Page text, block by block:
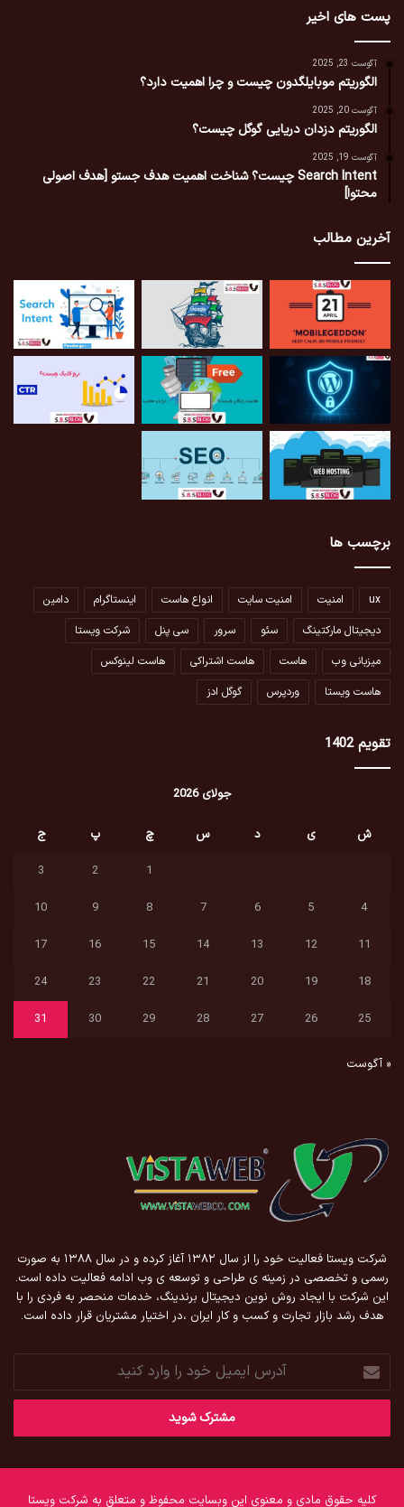
پست های اخیر
آگوست 23, 2025
الگوریتم موبایلگدون چیست و چرا اهمیت دارد؟
آگوست 20, 2025
الگوریتم دزدان دریایی گوگل چیست؟
آگوست 19, 2025
Search Intent چیست؟ شناخت اهمیت هدف جستو [هدف اصولی
محتوا]
آخرین مطالب
برچسب ها
ux امنیت امنیت سایت انواع هاست اینستاگرام
دامین
دیجیتال مارکتینگ
سئو سرور سی پنل
شرکت ویستا
میزبانی وب
هاست هاست اشتراکی
هاست لینوکس
هاست ویستا
وردپرس گوگل ادز
تقویم 1402
جولای 2026
ش ی د س چ پ
ج
1
2
3
4
5
6
7
8
9
10
11
12
13
14
15
16
17
18
19
20
21
22
23
24
25
26
27
28
29
30
31
« آگوست
شرکت ویستا فعالیت خود را از سال ۱۳۸۲ آغاز کرده و در سال ۱۳۸۸ به صورت
رسمی و تخصصی در زمینه ی طراحی و توسعه ی وب ادامه فعالیت داده است.
این شرکت با ایجاد روش نوین دیجیتال برندینگ، خدمات منحصر به فردی را با
هدف رشد بازار تجارت و کسب و کار ایران ،در اختیار مشتریان قرار داده است.
آدرس
ایمیل
خود
وارد
کلیه حقوق مادی و معنوی این وبسایت محفوظ و متعلق به شرکت ویستا